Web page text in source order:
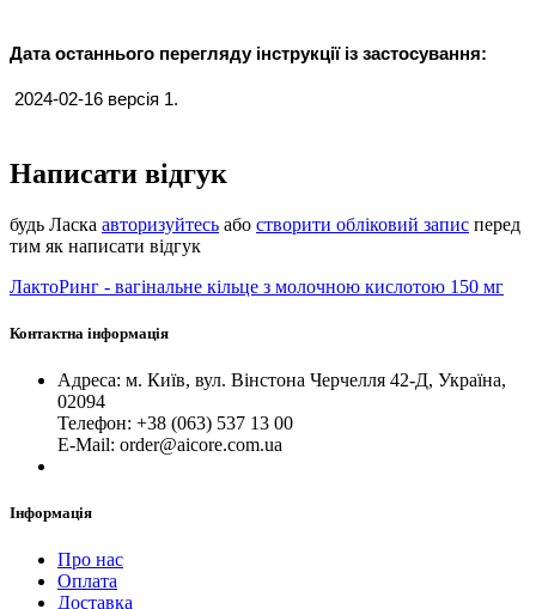
Дата останнього перегляду інструкції із застосування:
2024-02-16 версія 1.
Написати відгук
будь Ласка авторизуйтесь або створити обліковий запис перед
тим як написати відгук
ЛактоРинг - вагінальне кільце з молочною кислотою 150 мг
Контактна інформація
Адреса: м. Київ, вул. Вінстона Черчелля 42-Д, Україна,
02094
Телефон: +38 (063) 537 13 00
Е-Mail: order@aicore.com.ua
Інформація
Про нас
Оплата
Доставка